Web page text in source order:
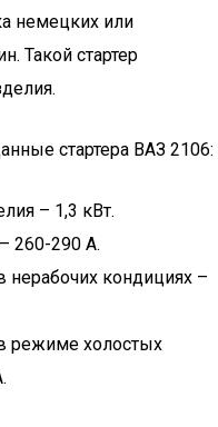
немецких или
Такой стартер
стартера ВАЗ 2106:
– 1,3 кВт.
260-290 А.
нерабочих кондициях –
режиме холостых